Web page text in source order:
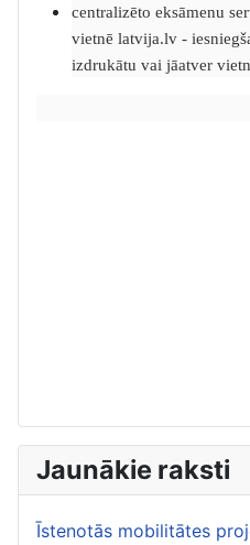
centralizēto eksāmenu
vietnē latvija.lv -
izdrukātu vai jāatver
Jaunākie raksti
Īstenotās mobilitātes